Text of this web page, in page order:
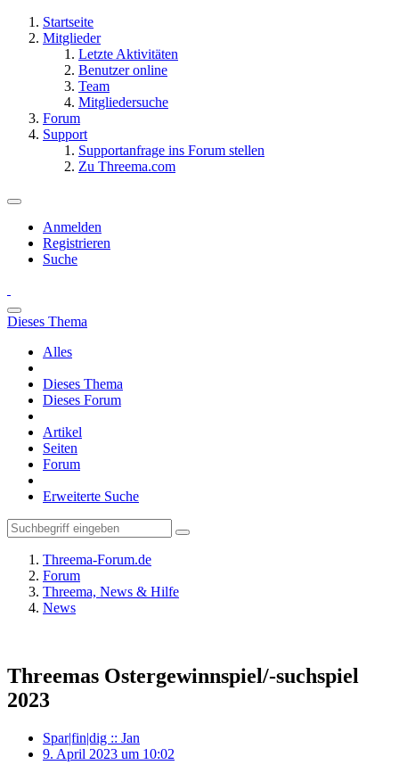
Startseite
Mitglieder
Letzte Aktivitäten
Benutzer online
Team
Mitgliedersuche
Forum
Support
Supportanfrage ins Forum stellen
Zu Threema.com
Anmelden
Registrieren
Suche
Dieses Thema
Alles
Dieses Thema
Dieses Forum
Artikel
Seiten
Forum
Erweiterte Suche
Threema-Forum.de
Forum
Threema, News & Hilfe
News
Threemas Ostergewinnspiel/-suchspiel
2023
Spar|fin|dig :: Jan
9. April 2023 um 10:02